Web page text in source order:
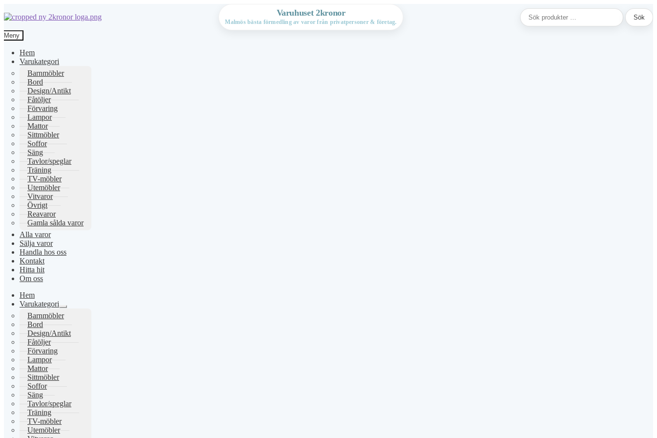
Hoppa
till
navigering
Hoppa
till
innehåll
Varuhuset 2kronor
Malmös bästa förmedling av varor från privatpersoner & företag.
Sök
efter:
Sök
Meny
Hem
Varukategori
Barnmöbler
Bord
Design/Antikt
Fåtöljer
Förvaring
Lampor
Mattor
Sittmöbler
Soffor
Säng
Tavlor/speglar
Träning
TV-möbler
Utemöbler
Vitvaror
Övrigt
Reavaror
Gamla sålda varor
Alla varor
Sälja varor
Handla hos oss
Kontakt
Hitta hit
Om oss
Hem
Varukategori
Expandera
undermeny
Barnmöbler
Bord
Design/Antikt
Fåtöljer
Förvaring
Lampor
Mattor
Sittmöbler
Soffor
Säng
Tavlor/speglar
Träning
TV-möbler
Utemöbler